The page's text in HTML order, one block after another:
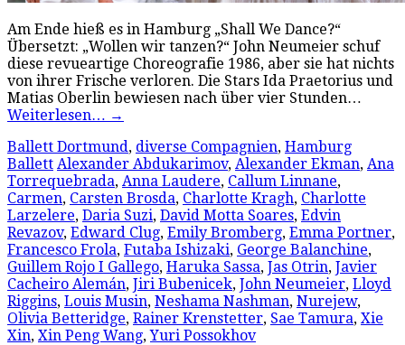
Am Ende hieß es in Hamburg „Shall We Dance?“
Übersetzt: „Wollen wir tanzen?“ John Neumeier schuf
diese revueartige Choreografie 1986, aber sie hat nichts
von ihrer Frische verloren. Die Stars Ida Praetorius und
Matias Oberlin bewiesen nach über vier Stunden…
Weiterlesen… →
Ballett Dortmund, diverse Compagnien, Hamburg
Ballett Alexander Abdukarimov, Alexander Ekman, Ana
Torrequebrada, Anna Laudere, Callum Linnane,
Carmen, Carsten Brosda, Charlotte Kragh, Charlotte
Larzelere, Daria Suzi, David Motta Soares, Edvin
Revazov, Edward Clug, Emily Bromberg, Emma Portner,
Francesco Frola, Futaba Ishizaki, George Balanchine,
Guillem Rojo I Gallego, Haruka Sassa, Jas Otrin, Javier
Cacheiro Alemán, Jiri Bubenicek, John Neumeier, Lloyd
Riggins, Louis Musin, Neshama Nashman, Nurejew,
Olivia Betteridge, Rainer Krenstetter, Sae Tamura, Xie
Xin, Xin Peng Wang,Yuri Possokhov